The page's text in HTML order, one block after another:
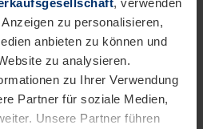
zu personalisieren,
anbieten zu können und
zu analysieren.
zu Ihrer Verwendung
Partner für soziale Medien,
Unsere Partner führen